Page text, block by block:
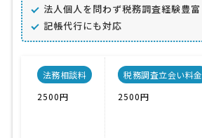
法人個人を問わず税務調査経験豊富
記帳代行にも対応
法務相談料
2500円
税務調査立会い料金
2500円